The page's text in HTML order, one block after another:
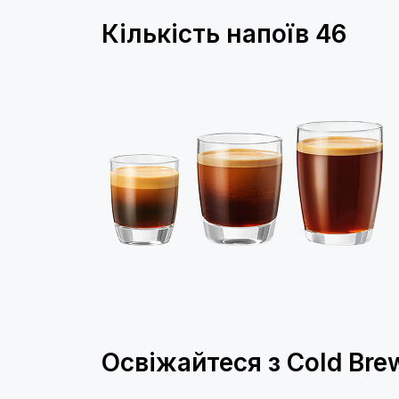
Кількість напоїв 46
Освіжайтеся з Cold